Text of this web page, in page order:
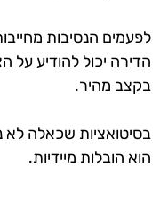
לפעמים הנסיבות
הדירה יכול להודיע
בקצב מהיר.
בסיטואציות שכאלה לא
הוא הובלות מיידיות.